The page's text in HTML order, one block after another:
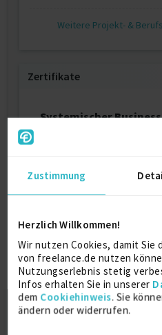
Zustimmung
Herzlich Willkommen!
Wir nutzen Cookies, damit
von freelance.de nutzen
Nutzungserlebnis stetig
Infos erhalten Sie in unserer
dem Cookiehinweis. Sie
ändern oder widerrufen.
Weitere Projekt‐ &
Zertifikate
Systemischer
Facilitator / Trainer für
Training "Leading
2010
Ausbildung